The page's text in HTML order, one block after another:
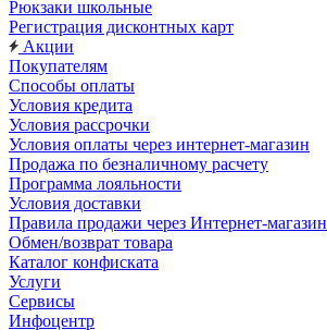
Рюкзаки школьные
Регистрация дисконтных карт
Акции
Покупателям
Способы оплаты
Условия кредита
Условия рассрочки
Условия оплаты через интернет-магазин
Продажа по безналичному расчету
Программа лояльности
Условия доставки
Правила продажи через Интернет-магазин
Обмен/возврат товара
Каталог конфиската
Услуги
Сервисы
Инфоцентр